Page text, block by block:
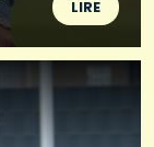
LIRE